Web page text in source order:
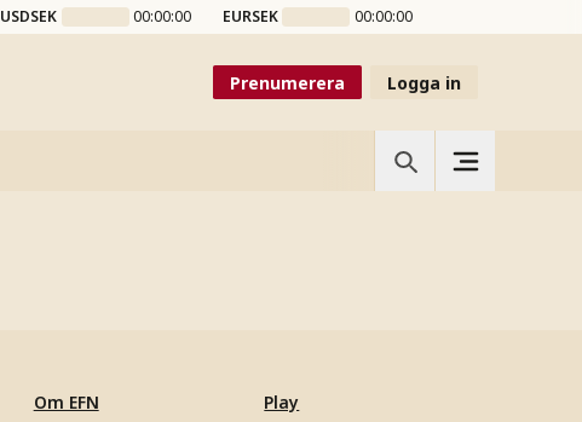
USDSEK 00:00:00 EURSEK 00:00:00
Prenumerera Logga in
Om EFN
Play